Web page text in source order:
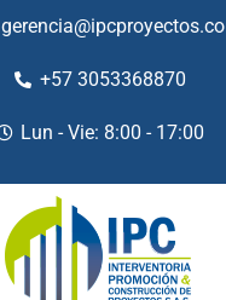
gerencia@ipcproyectos.co
+57 3053368870
Lun - Vie: 8:00 - 17:00